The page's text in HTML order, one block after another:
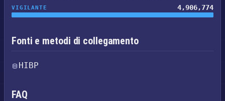
VIGILANTE 4,906,774
Fonti e metodi di collegamento
HIBP
FAQ